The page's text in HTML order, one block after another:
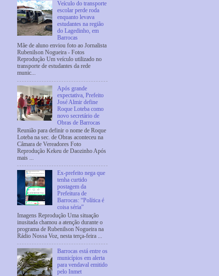
Veículo do transporte
escolar perde roda
enquanto levava
estudantes na região
do Lagedinho, em
Barrocas
Mãe de aluno enviou foto ao Jornalista
Rubenilson Nogueira - Fotos
Reprodução Um veículo utilizado no
transporte de estudantes da rede
munic...
Após grande
expectativa, Prefeito
José Almir define
Roque Loteba como
novo secretário de
Obras de Barrocas
Reunião para definir o nome de Roque
Loteba na sec. de Obras aconteceu na
Câmara de Vereadores Foto
Reprodução Kekeu de Daozinho Após
mais ...
Ex-prefeito nega que
tenha curtido
postagem da
Prefeitura de
Barrocas: “Política é
coisa séria”
Imagens Reprodução Uma situação
inusitada chamou a atenção durante o
programa de Rubenilson Nogueira na
Rádio Nossa Voz, nesta terça-feira ...
Barrocas está entre os
municípios em alerta
para vendaval emitido
pelo Inmet